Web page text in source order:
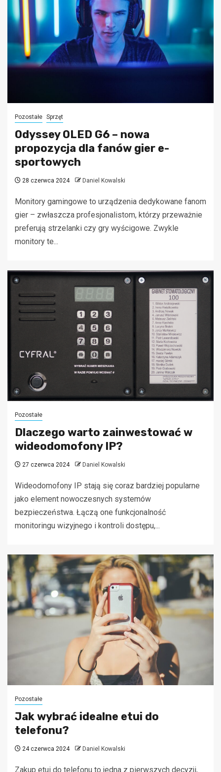
Pozostałe Sprzęt
Odyssey OLED G6 – nowa
propozycja dla fanów gier e-
sportowych
28 czerwca 2024 Daniel Kowalski
Monitory gamingowe to urządzenia dedykowane fanom
gier – zwłaszcza profesjonalistom, którzy przeważnie
preferują strzelanki czy gry wyścigowe. Zwykle
monitory te...
Pozostałe
Dlaczego warto zainwestować w
wideodomofony IP?
27 czerwca 2024 Daniel Kowalski
Wideodomofony IP stają się coraz bardziej popularne
jako element nowoczesnych systemów
bezpieczeństwa. Łączą one funkcjonalność
monitoringu wizyjnego i kontroli dostępu,...
Pozostałe
Jak wybrać idealne etui do
telefonu?
24 czerwca 2024 Daniel Kowalski
Zakup etui do telefonu to jedna z pierwszych decyzji,